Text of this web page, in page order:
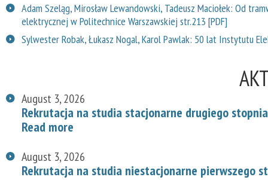
Adam Szeląg, Mirosław Lewandowski, Tadeusz Maciołek: Od
elektrycznej w Politechnice Warszawskiej str.213 [PDF]
Sylwester Robak, Łukasz Nogal, Karol Pawlak: 50 lat Instytutu
August 3, 2026
Rekrutacja na studia stacjonarne drugiego
Read more
August 3, 2026
Rekrutacja na studia niestacjonarne pierwszego